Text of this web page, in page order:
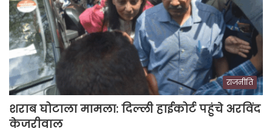
राजनीति
शराब घोटाला मामला: दिल्ली हाईकोर्ट पहुंचे अरविंद
केजरीवाल